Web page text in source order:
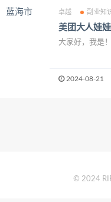
卓越 副业知
美团大人娃
大家好，我是
2024-08-21
© 2024